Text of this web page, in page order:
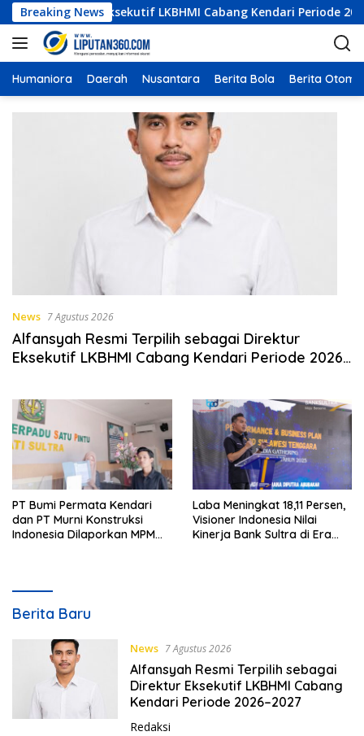
a
g
u
Breaking News
Direktur Eksekutif LKBHMI Cabang Kendari Periode
Humaniora Daerah Nusantara Berita Bola Berita
News 7 Agustus 2026
Alfansyah Resmi Terpilih sebagai Direktur
Eksekutif LKBHMI Cabang Kendari Periode 2026–
PT Bumi Permata Kendari
dan PT Murni Konstruksi
Indonesia Dilaporkan MPM
Laba Meningkat 18,11 Persen,
Visioner Indonesia Nilai
Kinerja Bank Sultra di Era
i
p
Berita Baru
News 7 Agustus 2026
Alfansyah Resmi Terpilih sebagai
Direktur Eksekutif LKBHMI Cabang
Kendari Periode 2026–2027
Redaksi